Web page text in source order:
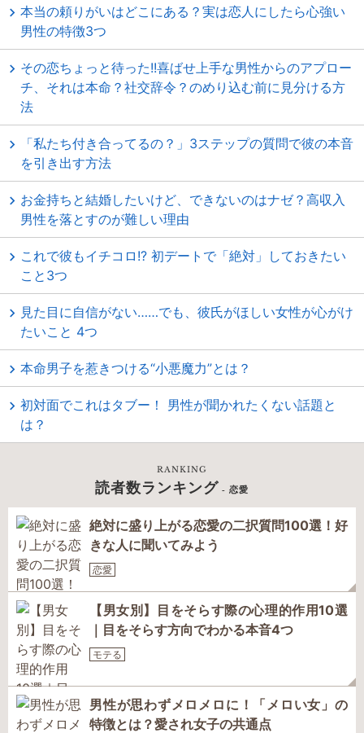
本当の頼りがいはどこにある？実は恋人にしたら心強い
男性の特徴3つ
その恋ちょっと待った!!喜ばせ上手な男性からのアプロー
チ、それは本命？社交辞令？のめり込む前に見分ける方
法
「私たち付き合ってるの？」3ステップの質問で彼の本音
を引き出す方法
お金持ちと結婚したいけど、できないのはナゼ？高収入
男性を落とすのが難しい理由
これで彼もイチコロ!? 初デートで「絶対」しておきたい
こと3つ
見た目に自信がない……でも、彼氏がほしい女性が心がけ
たいこと 4つ
本命男子を惹きつける“小悪魔力”とは？
初対面でこれはタブー！ 男性が聞かれたくない話題と
は？
RANKING
読者数ランキング - 恋愛
絶対に盛り上がる恋愛の二択質問100選！好
きな人に聞いてみよう
恋愛
【男女別】目をそらす際の心理的作用10選
｜目をそらす方向でわかる本音4つ
モテる
男性が思わずメロメロに！「メロい女」の
特徴とは？愛され女子の共通点